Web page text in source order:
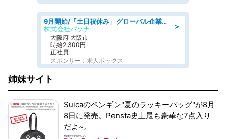
＞
9月開始/「土日祝休み」グローバル企業での産業保健のお仕事/保健師/高時給/残業なし/服装自由
株式会社パソナ
大阪府 大阪市
時給2,300円
正社員
スポンサー：求人ボックス
姉妹サイト
Suicaのペンギン"夏のラッキーバッグ"が8月
8日に発売。Pensta史上最も豪華な7点入り
だよ~。